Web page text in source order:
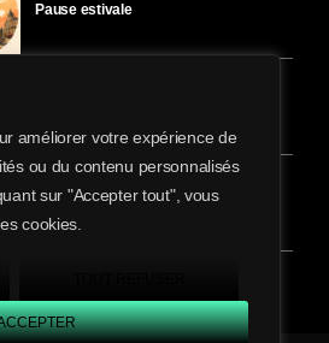
améliorer votre expérience de
ou du contenu personnalisés
sur "Accepter tout", vous
cookies.
share
email
Pause estivale
Ici l’Ombre – mardi 28 juillet